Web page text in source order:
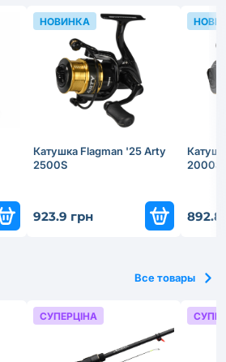
Катушка Flagman '25 Arty
2500S
923.9 грн
НОВИНКА
2000S
892.8
Все товары
СУПЕРЦІНА